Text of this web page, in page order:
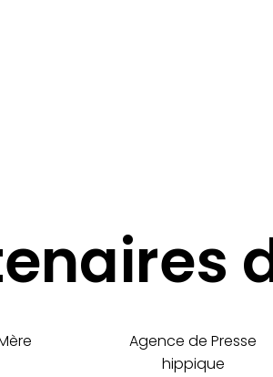
Agence de Presse
hippique